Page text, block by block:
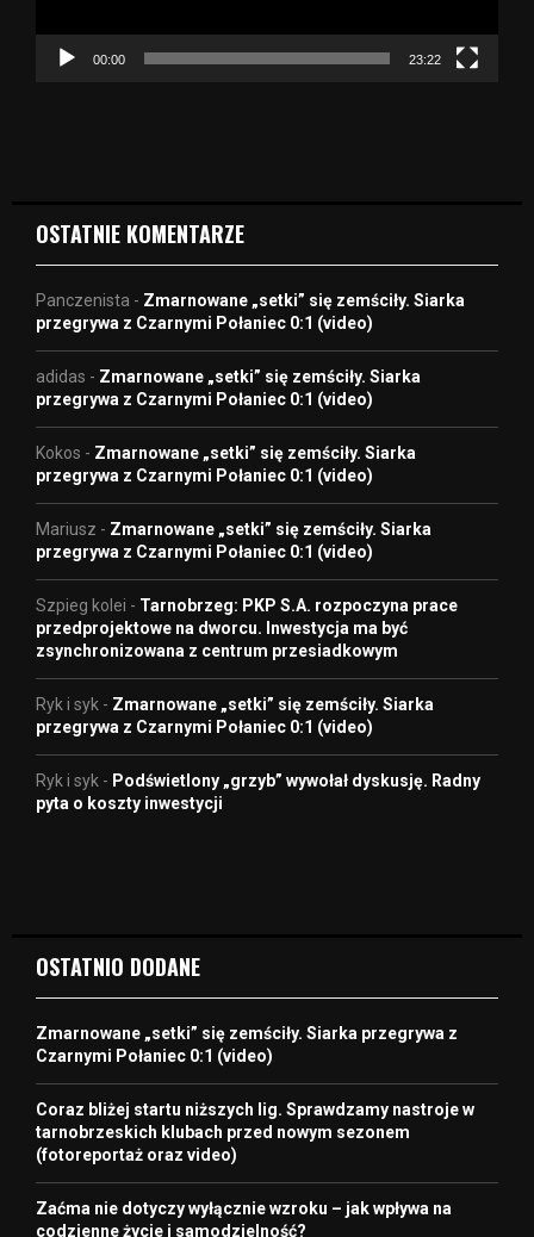
c
00:00 23:22
OSTATNIE KOMENTARZE
Panczenista - Zmarnowane „setki” się zemściły. Siarka
przegrywa z Czarnymi Połaniec 0:1 (video)
adidas - Zmarnowane „setki” się zemściły. Siarka
przegrywa z Czarnymi Połaniec 0:1 (video)
Kokos - Zmarnowane „setki” się zemściły. Siarka
przegrywa z Czarnymi Połaniec 0:1 (video)
Mariusz - Zmarnowane „setki” się zemściły. Siarka
przegrywa z Czarnymi Połaniec 0:1 (video)
Szpieg kolei - Tarnobrzeg: PKP S.A. rozpoczyna prace
przedprojektowe na dworcu. Inwestycja ma być
zsynchronizowana z centrum przesiadkowym
Ryk i syk - Zmarnowane „setki” się zemściły. Siarka
przegrywa z Czarnymi Połaniec 0:1 (video)
Ryk i syk - Podświetlony „grzyb” wywołał dyskusję. Radny
pyta o koszty inwestycji
OSTATNIO DODANE
Zmarnowane „setki” się zemściły. Siarka przegrywa z
Czarnymi Połaniec 0:1 (video)
Coraz bliżej startu niższych lig. Sprawdzamy nastroje w
tarnobrzeskich klubach przed nowym sezonem
(fotoreportaż oraz video)
Zaćma nie dotyczy wyłącznie wzroku – jak wpływa na
codzienne życie i samodzielność?